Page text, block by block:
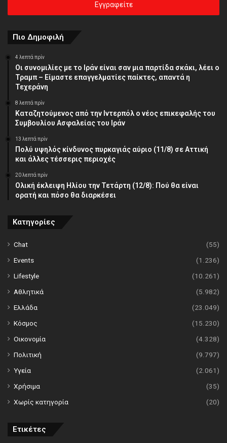
διεύθυνση
Πιο Δημοφιλή
4 λεπτά πρίν
Οι συνομιλίες με το Ιράν είναι σαν μια παρτίδα σκάκι, λέει ο
Τραμπ – Είμαστε επαγγελματίες παίκτες, απαντά η
Τεχεράνη
8 λεπτά πρίν
Καταζητούμενος από την Ιντερπόλ ο νέος επικεφαλής του
Συμβουλίου Ασφαλείας του Ιράν
13 λεπτά πρίν
Πολύ υψηλός κίνδυνος πυρκαγιάς αύριο (11/8) σε Αττική
και άλλες τέσσερις περιοχές
20 λεπτά πρίν
Ολική έκλειψη Ηλίου την Τετάρτη (12/8): Πού θα είναι
ορατή και πόσο θα διαρκέσει
Κατηγορίες
Chat
(55)
Events
(1.236)
Lifestyle
(10.261)
Αθλητικά
(5.982)
Ελλάδα
(23.049)
Κόσμος
(15.230)
Οικονομία
(4.328)
Πολιτική
(9.797)
Υγεία
(2.061)
Χρήσιμα
(35)
Χωρίς κατηγορία
(20)
Ετικέτες